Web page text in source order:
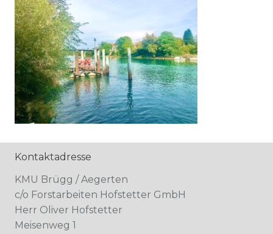
Kontaktadresse
KMU Brügg / Aegerten
c/o Forstarbeiten Hofstetter GmbH
Herr Oliver Hofstetter
Meisenweg 1